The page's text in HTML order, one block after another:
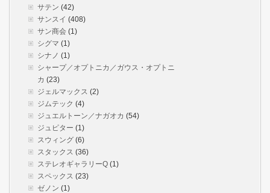
サテン (42)
サンスイ (408)
サン商会 (1)
シグマ (1)
シナノ (1)
シャープ／オプトニカ／ガウス・オプトニ
カ (23)
ジェルマックス (2)
ジムテック (4)
ジュエルトーン／ナガオカ (54)
ジュピター (1)
スウィング (6)
スタックス (36)
ステレオギャラリーQ (1)
スペックス (23)
ゼノン (1)